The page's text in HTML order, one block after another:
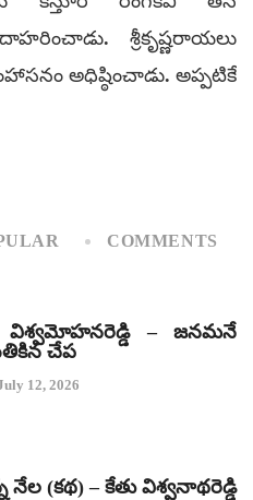
శ్రీకృష్ణరాయలు
అధిష్ఠించాడు. అప్పటికే
COMMENTS
విశ్వమోహనరెడ్డి – జనమనే
చేప
12, 2026
నేల (కథ) – కేతు విశ్వనాథరెడ్డి